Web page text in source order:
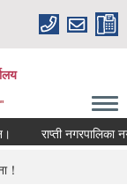
राप्ती नगरपालिका
！